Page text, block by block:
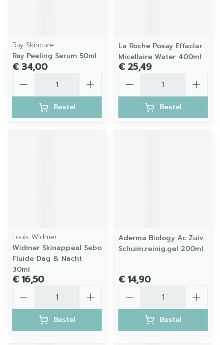
Ray Skincare
Ray Peeling Serum 50ml
€ 34,00
Bestel
La Roche Posay Effaclar
Micellaire Water 400ml
€ 25,49
Bestel
Louis Widmer
Widmer Skinappeal Sebo
Fluide Dag & Nacht
30ml
€ 16,50
Bestel
Aderma Biology Ac Zuiv.
Schuim.reinig.gel 200ml
€ 14,90
Bestel